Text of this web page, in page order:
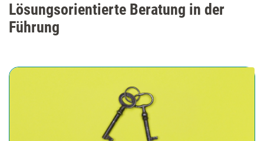
Lösungsorientierte Beratung in der
Führung